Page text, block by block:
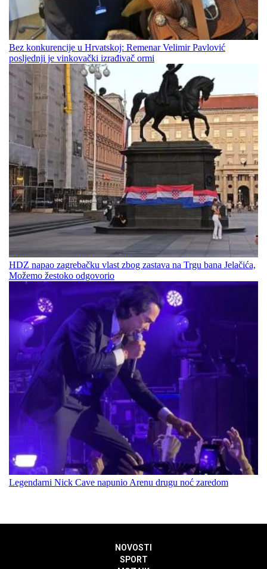
Bez konkurencije u Hrvatskoj: Remenar Velimir Pavlović
posljednji je vinkovački izrađivač ormi
HDZ napao zagrebačku vlast zbog zastava na Trgu bana Jelačića,
Možemo žestoko odgovorio
Legendarni Nick Cave napunio Arenu drugu noć zaredom
NOVOSTI
SPORT